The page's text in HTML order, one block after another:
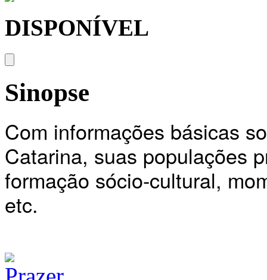
DISPONÍVEL
Sinopse
Com informações básicas
Catarina, suas populações
formação sócio-cultural,
etc.